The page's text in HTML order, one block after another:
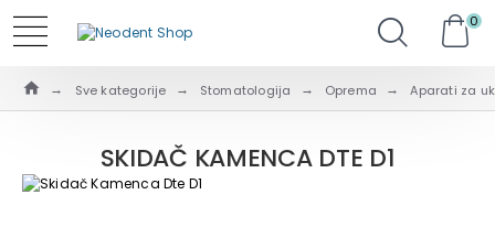
0
Sve kategorije Stomatologija Oprema Aparati za
SKIDAČ KAMENCA DTE D1